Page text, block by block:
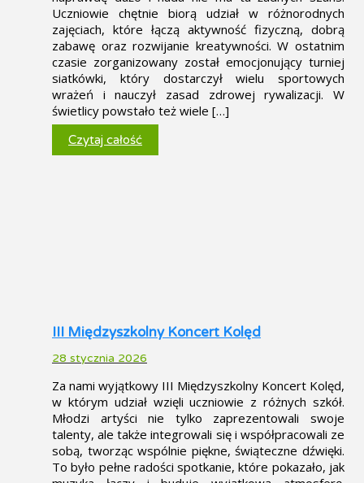
Uczniowie chętnie biorą udział w różnorodnych
zajęciach, które łączą aktywność fizyczną, dobrą
zabawę oraz rozwijanie kreatywności. W ostatnim
czasie zorganizowany został emocjonujący turniej
siatkówki, który dostarczył wielu sportowych
wrażeń i nauczył zasad zdrowej rywalizacji. W
świetlicy powstało też wiele […]
Czytaj całość
III Międzyszkolny Koncert Kolęd
28 stycznia 2026
Za nami wyjątkowy III Międzyszkolny Koncert Kolęd,
w którym udział wzięli uczniowie z różnych szkół.
Młodzi artyści nie tylko zaprezentowali swoje
talenty, ale także integrowali się i współpracowali ze
sobą, tworząc wspólnie piękne, świąteczne dźwięki.
To było pełne radości spotkanie, które pokazało, jak